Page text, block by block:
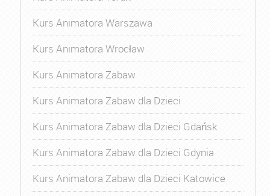
Kurs Animatora Warszawa
Kurs Animatora Wrocław
Kurs Animatora Zabaw
Kurs Animatora Zabaw dla Dzieci
Kurs Animatora Zabaw dla Dzieci Gdańsk
Kurs Animatora Zabaw dla Dzieci Gdynia
Kurs Animatora Zabaw dla Dzieci Katowice